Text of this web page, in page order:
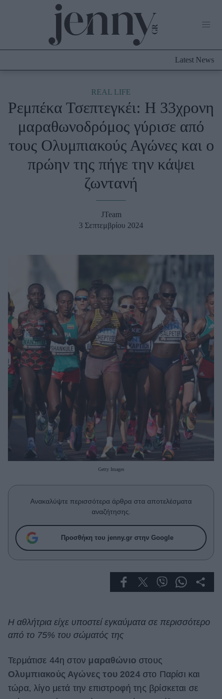
Culture
Fashion
Shopping
Styling Tips
Fashion News
Beauty - Ομορφιά
Ψυχολογία
Υγεία + Διατροφή
Σχέσεις & Σεξ
Fitness
Woman Power
Parenting
Working Girl
Real Women
Πρόσωπα
Celebrities
Συνεντεύξεις
True Stories
Ask the Guru
Ζώδια
Green
ΒΟΞ
Latest News
REAL LIFE
Ρεμπέκα Τσεπτεγκέι: Η 33χρονη
μαραθωνοδρόμος γύρισε από
τους Ολυμπιακούς Αγώνες και ο
πρώην της πήγε την κάψει
ζωντανή
JTeam
3 Σεπτεμβρίου 2024
Getty Images
Ανακαλύψτε περισσότερα άρθρα στα αποτελέσματα
αναζήτησης.
Προσθήκη του jenny.gr στην Google
Η αθλήτρια είχε υποστεί εγκαύματα σε περισσότερο
από το 75% του σώματός της
Τερμάτισε 44η στον μαραθώνιο στους
Ολυμπιακούς Αγώνες του 2024στο Παρίσι και
τώρα, λίγο μετά την επιστροφή της βρίσκεται σε